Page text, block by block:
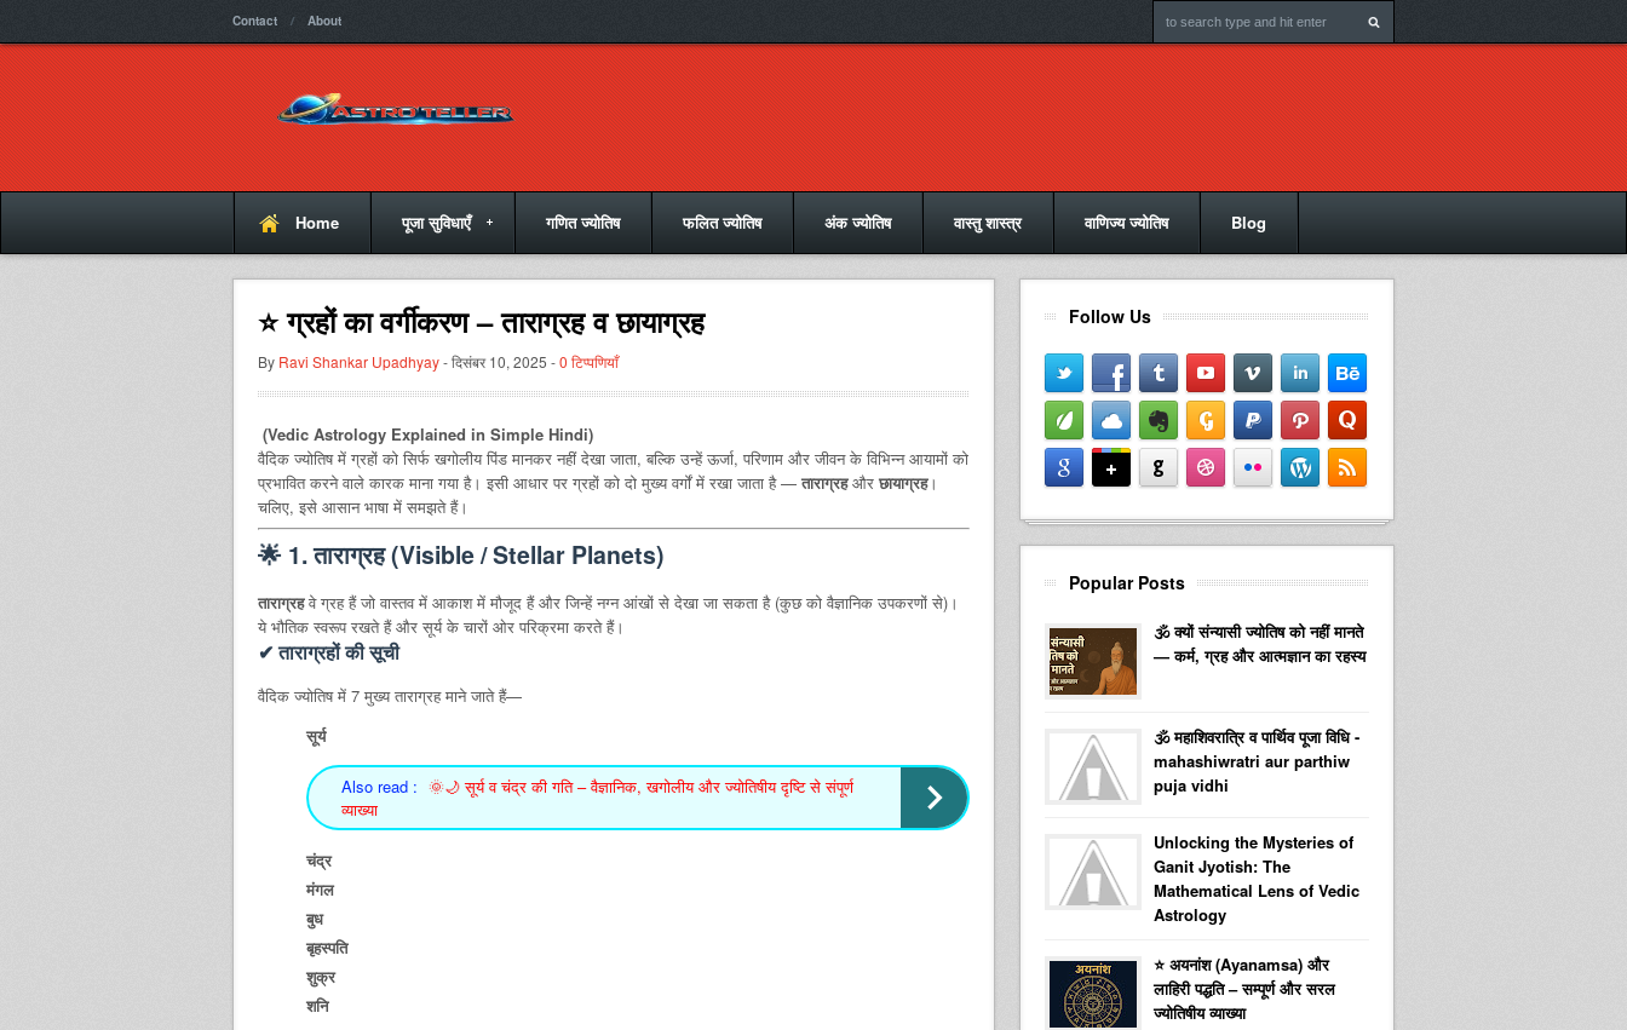
Contact About
Home पूजा सुविधाएँ गणित ज्योतिष फलित ज्योतिष अंक ज्योतिष वास्तु शास्त्र वाणिज्य ज्योतिष Blog
⭐ ग्रहों का वर्गीकरण – ताराग्रह व छायाग्रह
By Ravi Shankar Upadhyay- दिसंबर 10, 2025 -0 टिप्पणियाँ
(Vedic Astrology Explained in Simple Hindi)
वैदिक ज्योतिष में ग्रहों को सिर्फ खगोलीय पिंड मानकर नहीं देखा जाता, बल्कि उन्हें ऊर्जा, परिणाम और जीवन के विभिन्न आयामों को
प्रभावित करने वाले कारक माना गया है। इसी आधार पर ग्रहों को दो मुख्य वर्गों में रखा जाता है — ताराग्रहऔर छायाग्रह।
चलिए, इसे आसान भाषा में समझते हैं।
🌟 1. ताराग्रह (Visible / Stellar Planets)
ताराग्रहवे ग्रह हैं जो वास्तव में आकाश में मौजूद हैं और जिन्हें नग्न आंखों से देखा जा सकता है (कुछ को वैज्ञानिक उपकरणों से)।
ये भौतिक स्वरूप रखते हैं और सूर्य के चारों ओर परिक्रमा करते हैं।
✔ ताराग्रहों की सूची
वैदिक ज्योतिष में 7 मुख्य ताराग्रह माने जाते हैं—
सूर्य
Also read : 🌞🌙 सूर्य व चंद्र की गति – वैज्ञानिक, खगोलीय और ज्योतिषीय दृष्टि से संपूर्ण
व्याख्या
चंद्र
मंगल
बुध
बृहस्पति
शुक्र
शनि
Follow Us
Popular Posts
🕉️ क्यों संन्यासी ज्योतिष को नहीं मानते
— कर्म, ग्रह और आत्मज्ञान का रहस्य
🕉️ महाशिवरात्रि व पार्थिव पूजा विधि -
mahashiwratri aur parthiw
puja vidhi
Unlocking the Mysteries of
Ganit Jyotish: The
Mathematical Lens of Vedic
Astrology
⭐ अयनांश (Ayanamsa) और
लाहिरी पद्धति – सम्पूर्ण और सरल
ज्योतिषीय व्याख्या